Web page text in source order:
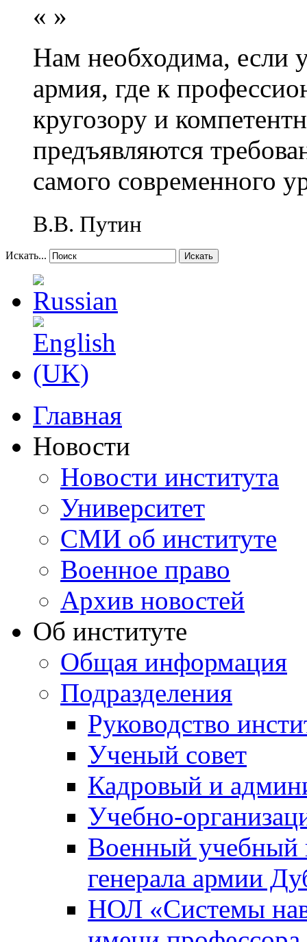
« »
Нам необходима, если
армия, где к
кругозору и
предъявляются
самого современного
В.В. Путин
Искать... Искать
Главная
Новости
Новости института
Университет
СМИ об институте
Военное право
Архив новостей
Об институте
Общая информация
Подразделения
Руководство
Ученый совет
Кадровый и
Учебно-
Военный учебный
генерала армии
НОЛ «Системы